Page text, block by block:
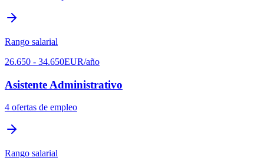
Rango salarial
26.650 - 34.650EUR/año
Asistente Administrativo
4 ofertas de empleo
Rango salarial